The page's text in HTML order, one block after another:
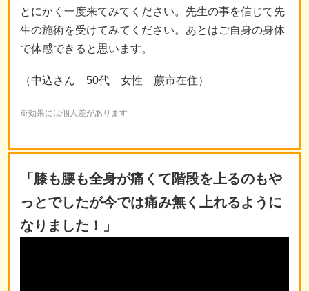
とにかく一度来てみてください。先生の事を信じて先
生の施術を受けてみてください。あとはご自身の身体
で体感できると思います。
（中込さん 50代 女性 蕨市在住）
※効果には個人差があります
「膝も腰も全身が痛くて階段を上るのもや
っとでしたが今では痛み無く上れるように
なりました！」